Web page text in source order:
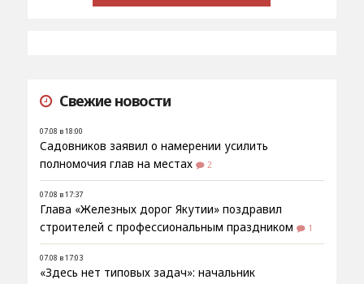
Свежие новости
07.08 в 18:00
Садовников заявил о намерении усилить
полномочия глав на местах
2
07.08 в 17:37
Глава «Железных дорог Якутии» поздравил
строителей с профессиональным праздником
1
07.08 в 17:03
«Здесь нет типовых задач»: начальник